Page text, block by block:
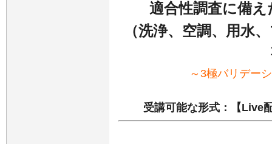
適合性調査に備
（洗浄、空調、用水
～3極バリデー
受講可能な形式：【Live